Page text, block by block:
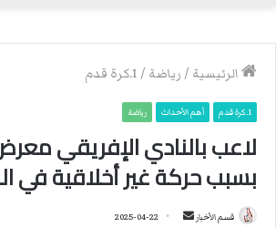
الرئيسية /رياضة /1.كرة قدم
1.كرة قدم أهم الأحداث رياضة
لاعب بالنادي الإفريقي
بسبب حركة غير أخلاقية في
قسم الأخبار 2025-04-22